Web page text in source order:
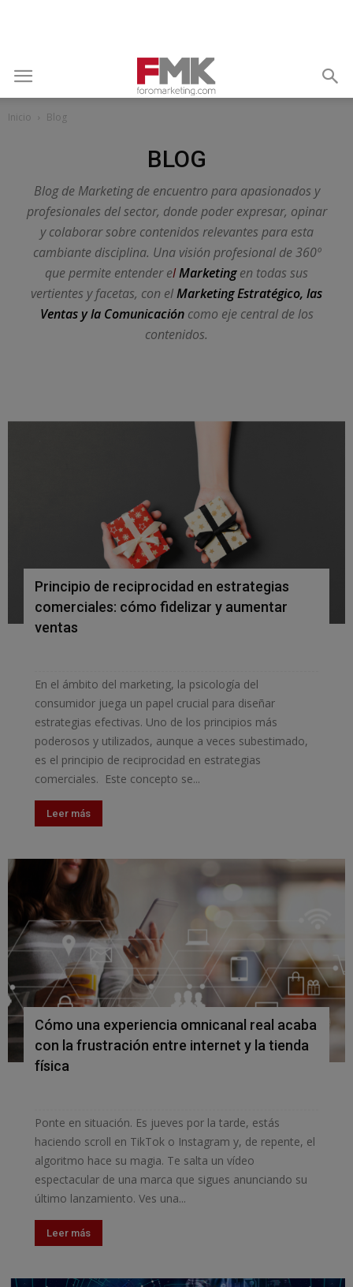
Inicio Blog
BLOG
Blog de Marketing de encuentro para apasionados y
profesionales del sector, donde poder expresar, opinar
y colaborar sobre contenidos relevantes para esta
cambiante disciplina. Una visión profesional de 360º
que permite entender elMarketingen todas sus
vertientes y facetas, con elMarketing Estratégico, las
Ventas y la Comunicacióncomo eje central de los
contenidos.
Principio de reciprocidad en estrategias
comerciales: cómo fidelizar y aumentar
ventas
En el ámbito del marketing, la psicología del
consumidor juega un papel crucial para diseñar
estrategias efectivas. Uno de los principios más
poderosos y utilizados, aunque a veces subestimado,
es el principio de reciprocidad en estrategias
comerciales. Este concepto se...
Leer más
Cómo una experiencia omnicanal real acaba
con la frustración entre internet y la tienda
física
Ponte en situación. Es jueves por la tarde, estás
haciendo scroll en TikTok o Instagram y, de repente, el
algoritmo hace su magia. Te salta un vídeo
espectacular de una marca que sigues anunciando su
último lanzamiento. Ves una...
Leer más